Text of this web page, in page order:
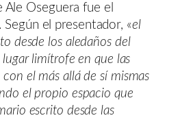
Ale Oseguera fue el
el presentador, «el
desde los aledaños del
lugar limítrofe en que las
el más allá de sí mismas
el propio espacio que
escrito desde las